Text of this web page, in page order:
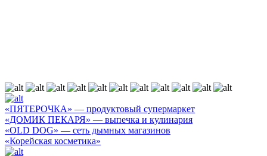
«ПЯТЕРОЧКА» — продуктовый супермаркет
«ДОМИК ПЕКАРЯ» — выпечка и кулинария
«OLD DOG» — сеть дымных магазинов
«Корейская косметика»